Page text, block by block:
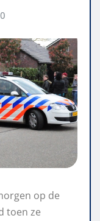
0
op de
toen ze